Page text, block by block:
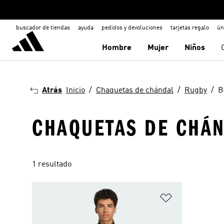
buscador de tiendas ayuda pedidos y devoluciones tarjetas regalo
Hombre Mujer Niños
Atrás Inicio Chaquetas de chándal Rugby
CHAQUETAS DE
1 resultado